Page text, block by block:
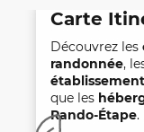
Carte
Découvrez les
randonnée,
que les
Rando-Étape.